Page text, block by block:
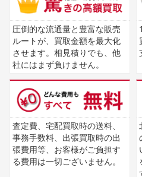
圧倒的な流通量と豊富な販売
ルートが、買取金額を最大化
させます。相見積りでも、他
社にはまず負けません。
査定費、宅配買取時の送料、
事務手数料、出張買取時の出
張費用等、お客様がご負担す
る費用は一切ございません。